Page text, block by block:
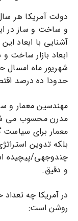
دولت آمریکا هر
و ساخت و ساز در
آشنایی با ابعاد
ابعاد بازار ساخت
حدودا ده درصد
مهندسین معمار و
مدرن محسوب می
معمار برای
بلکه تدوین
چندوجهی/پیچیده
و دقیق.
در آمریکا چه
روشن است: